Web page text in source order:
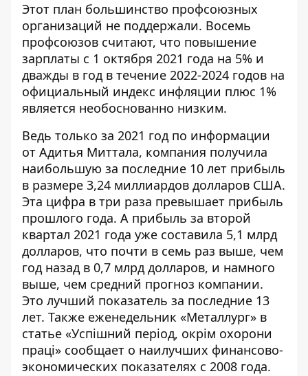
Этот план большинство профсоюзных
организаций не поддержали. Восемь
профсоюзов считают, что повышение
зарплаты с 1 октября 2021 года на 5% и
дважды в год в течение 2022-2024 годов на
официальный индекс инфляции плюс 1%
является необоснованно низким.
Ведь только за 2021 год по информации
от Адитья Миттала, компания получила
наибольшую за последние 10 лет прибыль
в размере 3,24 миллиардов долларов США.
Эта цифра в три раза превышает прибыль
прошлого года. А прибыль за второй
квартал 2021 года уже составила 5,1 млрд
долларов, что почти в семь раз выше, чем
год назад в 0,7 млрд долларов, и намного
выше, чем средний прогноз компании.
Это лучший показатель за последние 13
лет. Также еженедельник «Металлург» в
статье «Успішний період, окрім охорони
праці» сообщает о наилучших финансово-
экономических показателях с 2008 года.